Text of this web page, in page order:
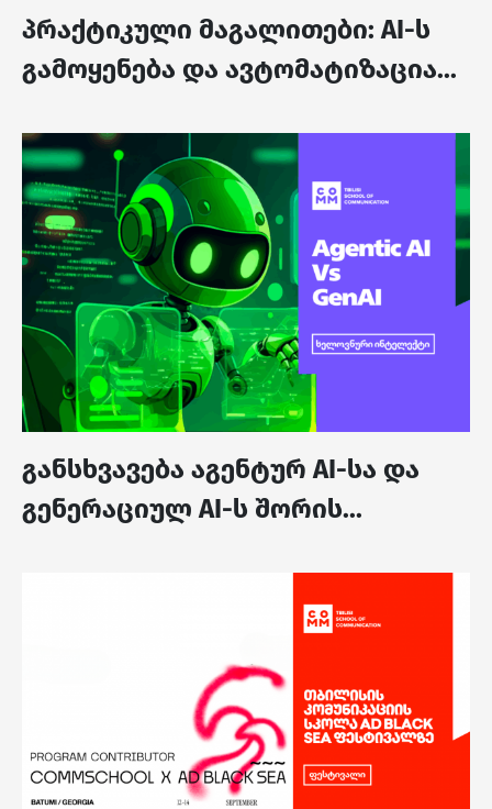
პრაქტიკული მაგალითები: AI-ს
გამოყენება და ავტომატიზაცია...
განსხვავება აგენტურ AI-სა და
გენერაციულ AI-ს შორის...